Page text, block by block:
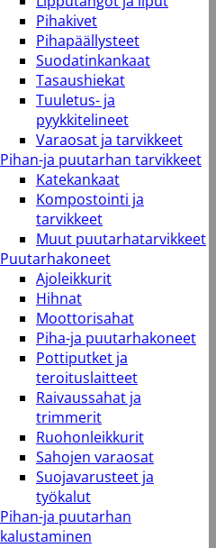
Pihakivet
Pihapäällysteet
Suodatinkankaat
Tasaushiekat
Tuuletus- ja
pyykkitelineet
Varaosat ja tarvikkeet
Pihan-ja puutarhan tarvikkeet
Katekankaat
Kompostointi ja
tarvikkeet
Muut puutarhatarvikkeet
Puutarhakoneet
Ajoleikkurit
Hihnat
Moottorisahat
Piha-ja puutarhakoneet
Pottiputket ja
teroituslaitteet
Raivaussahat ja
trimmerit
Ruohonleikkurit
Sahojen varaosat
Suojavarusteet ja
työkalut
Pihan-ja puutarhan
kalustaminen